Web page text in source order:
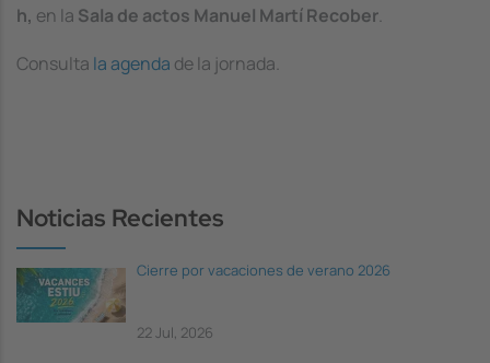
h, en la Sala de actos Manuel Martí Recober.
Consulta la agenda de la jornada.
Noticias Recientes
Cierre por vacaciones de verano 2026
22 Jul, 2026